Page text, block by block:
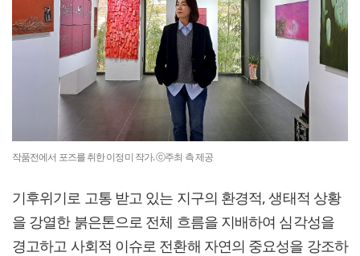
작품전에서 포즈를 취한 이정미 작가. ⓒ주최 측 제공
기후위기로 고통 받고 있는 지구의 환경적, 생태적 상황
을 강열한 붉은톤으로 전체 흐름을 지배하여 심각성을
경고하고 사회적 이슈로 전환해 자연의 중요성을 강조하